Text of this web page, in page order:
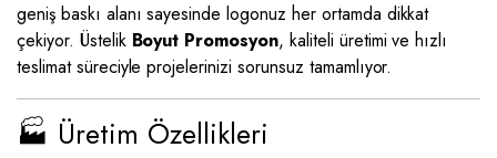
geniş baskı alanı sayesinde logonuz her ortamda dikkat
çekiyor. Üstelik Boyut Promosyon, kaliteli üretimi ve hızlı
teslimat süreciyle projelerinizi sorunsuz tamamlıyor.
🏭 Üretim Özellikleri